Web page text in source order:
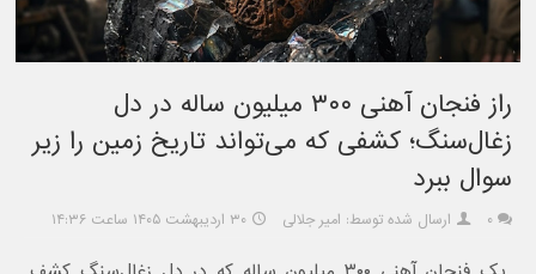
راز فنجان آهنی ۳۰۰ میلیون ساله در دل
زغال‌سنگ؛ کشفی که می‌تواند تاریخ زمین را زیر
سوال ببرد
۰ ارسال شده توسط: امیر جلالی ۳۰ اردیبهشت ۱۴۰۵ ساعت ۱۴:۳۶